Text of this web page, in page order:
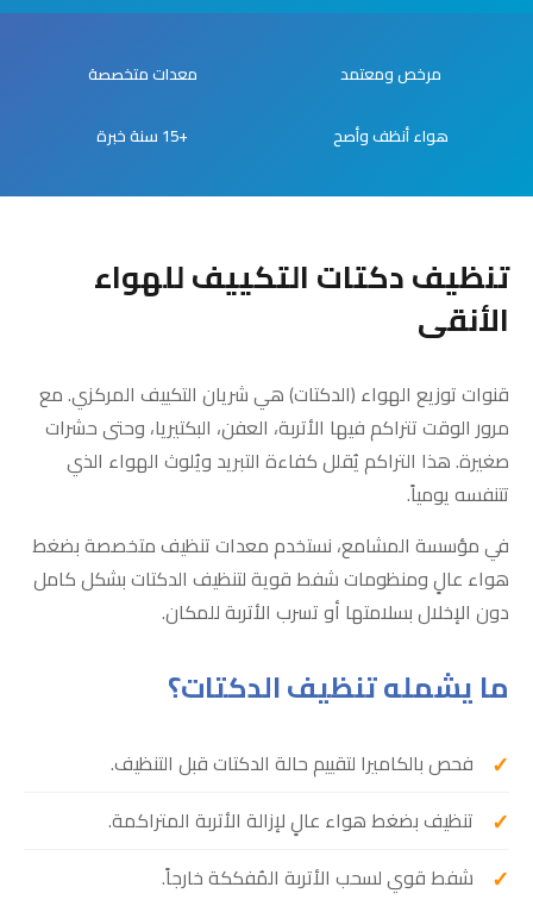
مرخص ومعتمد معدات متخصصة
هواء أنظف وأصح +15 سنة خبرة
تنظيف دكتات التكييف للهواء
الأنقى
قنوات توزيع الهواء (الدكتات) هي شريان التكييف المركزي. مع
مرور الوقت تتراكم فيها الأتربة، العفن، البكتيريا، وحتى حشرات
صغيرة. هذا التراكم يُقلل كفاءة التبريد ويُلوث الهواء الذي
تتنفسه يومياً.
في مؤسسة المشامع، نستخدم معدات تنظيف متخصصة بضغط
هواء عالٍ ومنظومات شفط قوية لتنظيف الدكتات بشكل كامل
دون الإخلال بسلامتها أو تسرب الأتربة للمكان.
ما يشمله تنظيف الدكتات؟
فحص بالكاميرا لتقييم حالة الدكتات قبل التنظيف.
تنظيف بضغط هواء عالٍ لإزالة الأتربة المتراكمة.
شفط قوي لسحب الأتربة المُفككة خارجاً.